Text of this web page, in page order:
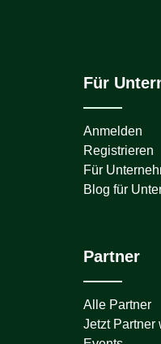
Für
Anmelden
Registrieren
Für
Blog für
Partner
Alle Partner
Jetzt Partner